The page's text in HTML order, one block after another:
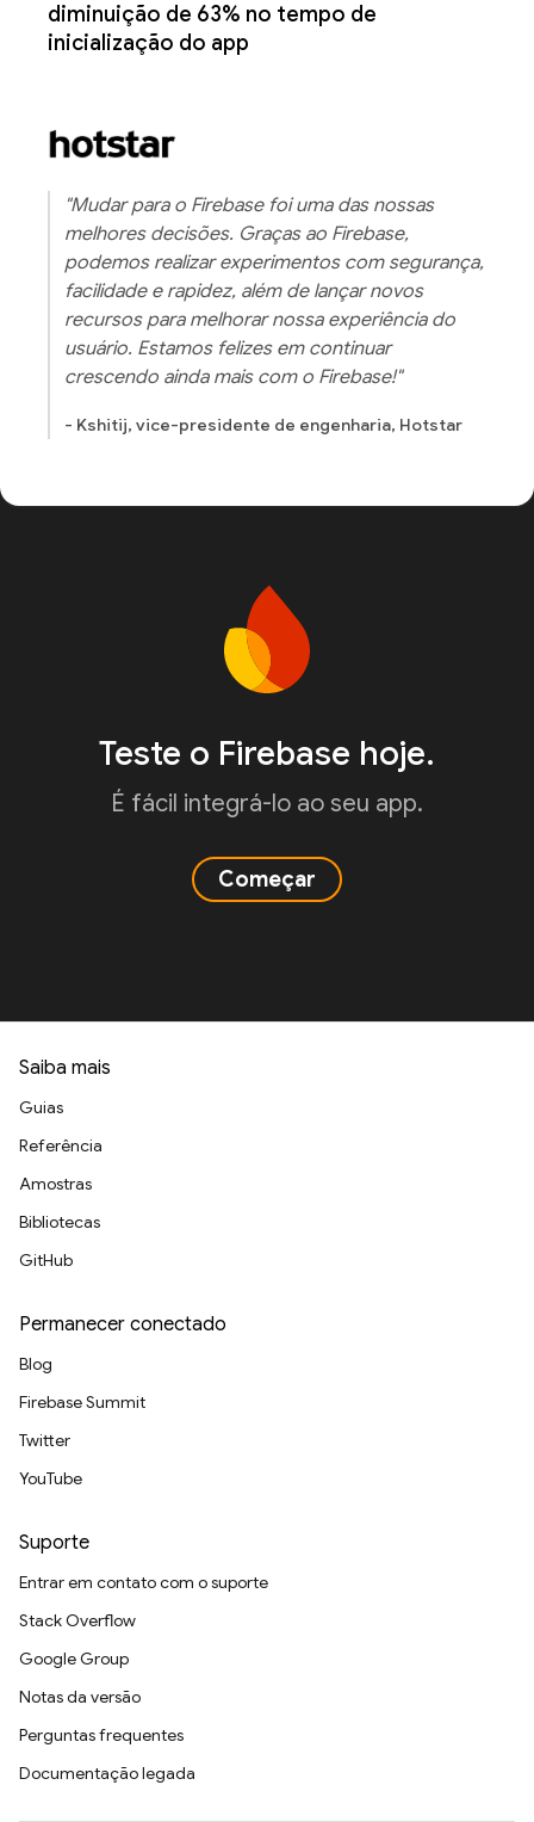
diminuição de 63% no tempo de
inicialização do app
"Mudar para o Firebase foi uma das nossas
melhores decisões. Graças ao Firebase,
podemos realizar experimentos com segurança,
facilidade e rapidez, além de lançar novos
recursos para melhorar nossa experiência do
usuário. Estamos felizes em continuar
crescendo ainda mais com o Firebase!"
- Kshitij, vice-presidente de engenharia, Hotstar
Teste o Firebase hoje.
É fácil integrá-lo ao seu app.
Começar
Saiba mais
Guias
Referência
Amostras
Bibliotecas
GitHub
Permanecer conectado
Blog
Firebase Summit
Twitter
YouTube
Suporte
Entrar em contato com o suporte
Stack Overflow
Google Group
Notas da versão
Perguntas frequentes
Documentação legada